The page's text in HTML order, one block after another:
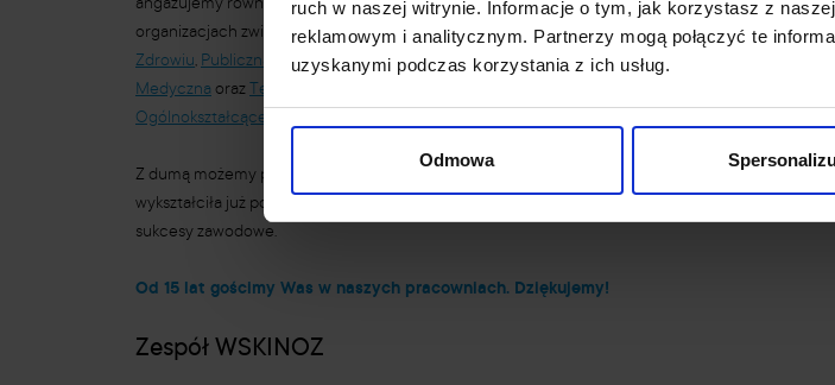
ruch w naszej witrynie. Informacje o tym, jak korzystasz z
reklamowym i analitycznym. Partnerzy mogą połączyć te
uzyskanymi podczas korzystania z ich usług.
Odmowa
angażujemy również praktyków, prężnie działających w przedsiębiorstwach i
organizacjach związanych z branżą beauty. ObecnieWyższa Szkoła Kosmetyki i Nauk o
Zdrowiu, Publiczna Policealna Szkoła Kosmetyczna,Policealna Szkoła
Medyczna oraz Technikum Adinistracyjno-Usługowe
Ogólnokształcące
Z dumą możemy powiedzieć, że Wyższa Szkoła Kosmetyki i Nauk o Zdrowiu w Łodzi
wykształciła już ponad 1000 kosmetologów, a znakomita część z nich osiąga ogromne
sukcesy zawodowe.
Od 15 lat gościmy Was w naszych pracowniach. Dziękujemy!
Zespół WSKINOZ